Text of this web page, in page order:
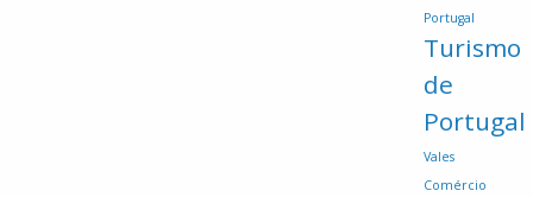
Portugal
Turismo
de
Portugal
Vales
Comércio